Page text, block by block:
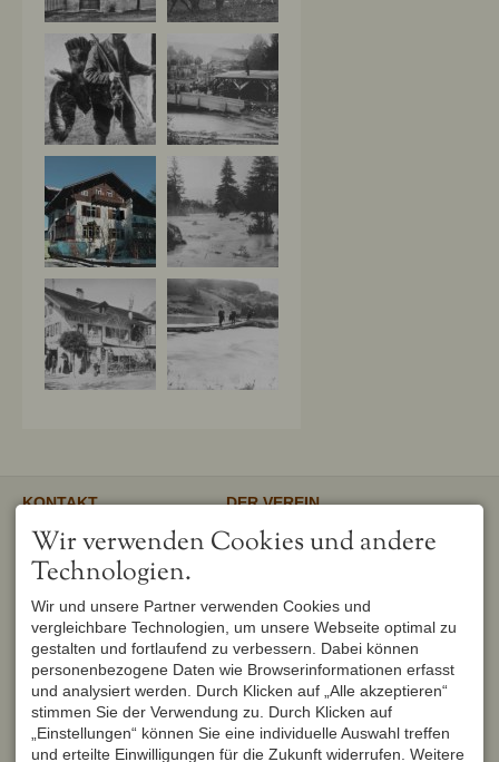
KONTAKT
Verschönerungsverein
Oberstdorf e.V.
1. Vorsitzender
Peter Titzler
87561 Oberstdorf
DEUTSCHLAND
Tel.+49 8322 6759
info@verschoenerungsverein-
oberstdorf.de
DER VEREIN
Unser gemeinnütziger Verein
unterstützt und fördert den
Brauchtum in Oberstdorf.
UNSER OBERSTDORF
Seit Februar 1982 werden die
Hefte der Reihe "Unser
Oberstdorf" zweimal im Jahr
WEITERFÜHRENDE LINKS
Urlaub in Oberstdorf
Markt Oberstdorf
Wir verwenden Cookies und andere
Technologien.
Wir und unsere Partner verwenden Cookies und
vergleichbare Technologien, um unsere Webseite optimal zu
gestalten und fortlaufend zu verbessern. Dabei können
personenbezogene Daten wie Browserinformationen erfasst
und analysiert werden. Durch Klicken auf „Alle akzeptieren“
stimmen Sie der Verwendung zu. Durch Klicken auf
„Einstellungen“ können Sie eine individuelle Auswahl treffen
und erteilte Einwilligungen für die Zukunft widerrufen. Weitere